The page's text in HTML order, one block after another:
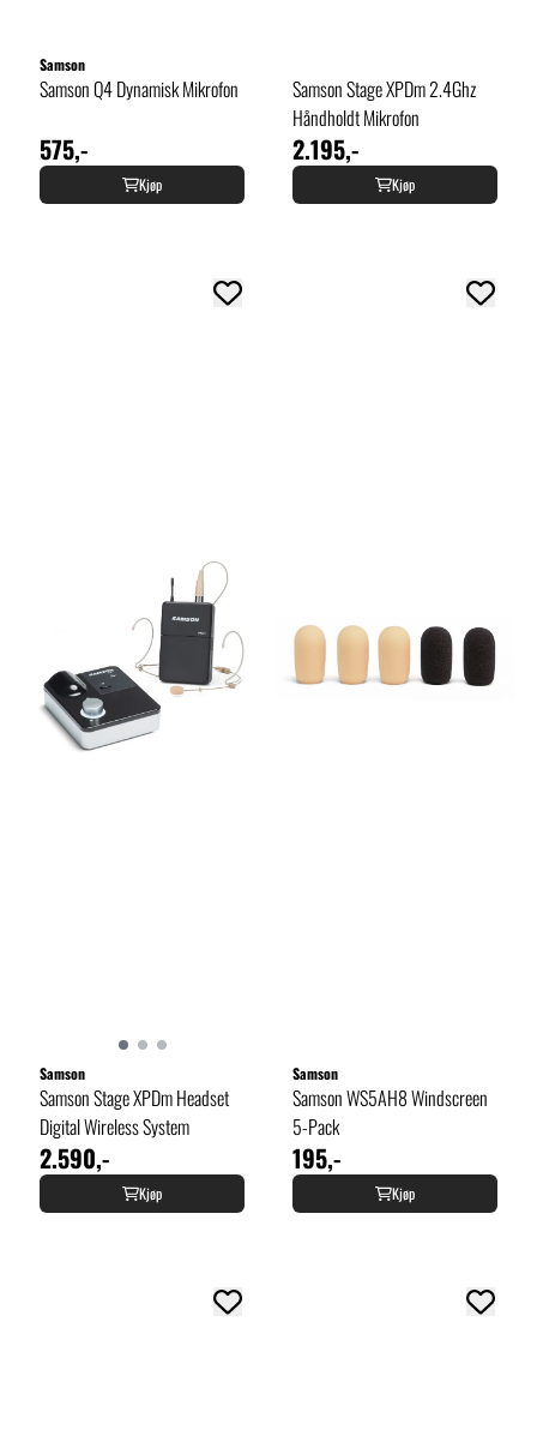
Samson
Samson Q4 Dynamisk Mikrofon
575,-
Kjøp
Samson Stage XPDm 2.4Ghz
Håndholdt Mikrofon
2.195,-
Kjøp
Samson
Samson Stage XPDm Headset
Digital Wireless System
2.590,-
Kjøp
Samson
Samson WS5AH8 Windscreen
5-Pack
195,-
Kjøp